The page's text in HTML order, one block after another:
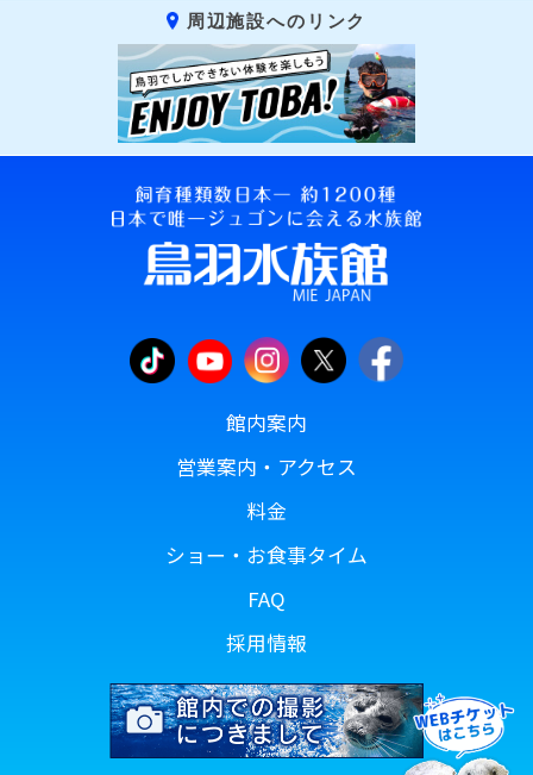
周辺施設へのリンク
館内案内
営業案内・アクセス
料金
ショー・お食事タイム
FAQ
採用情報